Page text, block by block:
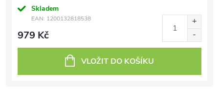
Skladem
EAN: 1200132818538
979 Kč
VLOŽIT DO KOŠÍKU